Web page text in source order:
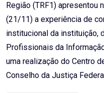
Região (TRF1) apresentou
(21/11) a experiência de
institucional da instituição,
Profissionais da
uma realização do Centro
Conselho da Justiça